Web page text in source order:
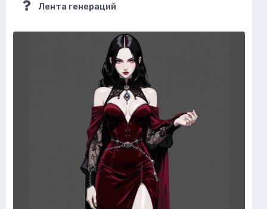
Лента генераций